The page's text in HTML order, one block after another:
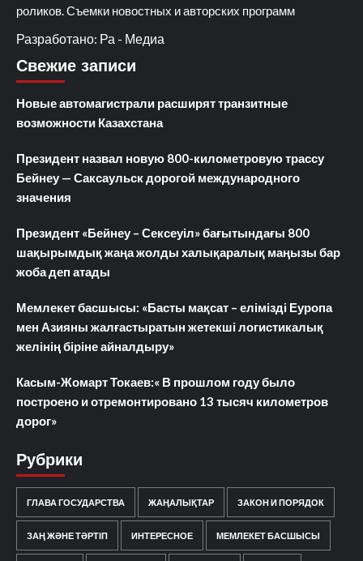
роликов. Съемки новостных и авторских программ
Разработано: Ра - Медиа
Свежие записи
Новые автомагистрали расширят транзитные
возможности Казахстана
Президент назвал новую 800-километровую трассу
Бейнеу — Саксаульск дорогой международного
значения
Президент «Бейнеу – Сексеуіл» бағытындағы 800
шақырымдық жаңа жолды халықаралық маңызы бар
жоба деп атады
Мемлекет басшысы: «Басты мақсат – елімізді Еуропа
мен Азияны жалғастыратын жетекші логистикалық
желінің біріне айналдыру»
Касым-Жомарт Токаев:« В прошлом году было
построено и отремонтировано 13 тысяч километров
дорог»
Рубрики
ГЛАВА ГОСУДАРСТВА ЖАҢАЛЫҚТАР ЗАКОН И ПОРЯДОК
ЗАҢ ЖӘНЕ ТӘРТІП ИНТЕРЕСНОЕ МЕМЛЕКЕТ БАСШЫСЫ